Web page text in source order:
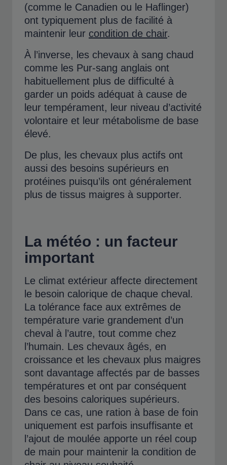
(comme le Canadien ou le Haflinger)
ont typiquement plus de facilité à
maintenir leur condition de chair.
À l’inverse, les chevaux à sang chaud
comme les Pur-sang anglais ont
habituellement plus de difficulté à
garder un poids adéquat à cause de
leur tempérament, leur niveau d’activité
volontaire et leur métabolisme de base
élevé.
De plus, les chevaux plus actifs ont
aussi des besoins supérieurs en
protéines puisqu’ils ont généralement
plus de tissus maigres à supporter.
La météo : un facteur
important
Le climat extérieur affecte directement
le besoin calorique de chaque cheval.
La tolérance face aux extrêmes de
température varie grandement d’un
cheval à l’autre, tout comme chez
l’humain. Les chevaux âgés, en
croissance et les chevaux plus maigres
sont davantage affectés par de basses
températures et ont par conséquent
des besoins caloriques supérieurs.
Dans ce cas, une ration à base de foin
uniquement est parfois insuffisante et
l’ajout de moulée apporte un réel coup
de main pour maintenir la condition de